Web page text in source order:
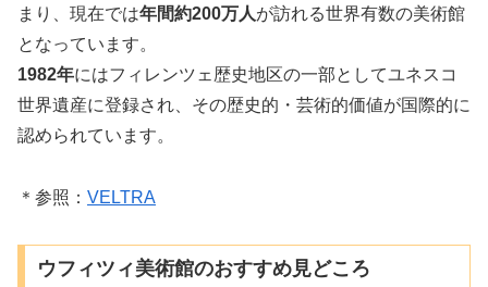
まり、現在では年間約200万人が訪れる世界有数の美術館
となっています。
1982年にはフィレンツェ歴史地区の一部としてユネスコ
世界遺産に登録され、その歴史的・芸術的価値が国際的に
認められています。
＊参照： VELTRA
ウフィツィ美術館のおすすめ見どころ